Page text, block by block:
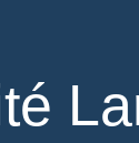
using